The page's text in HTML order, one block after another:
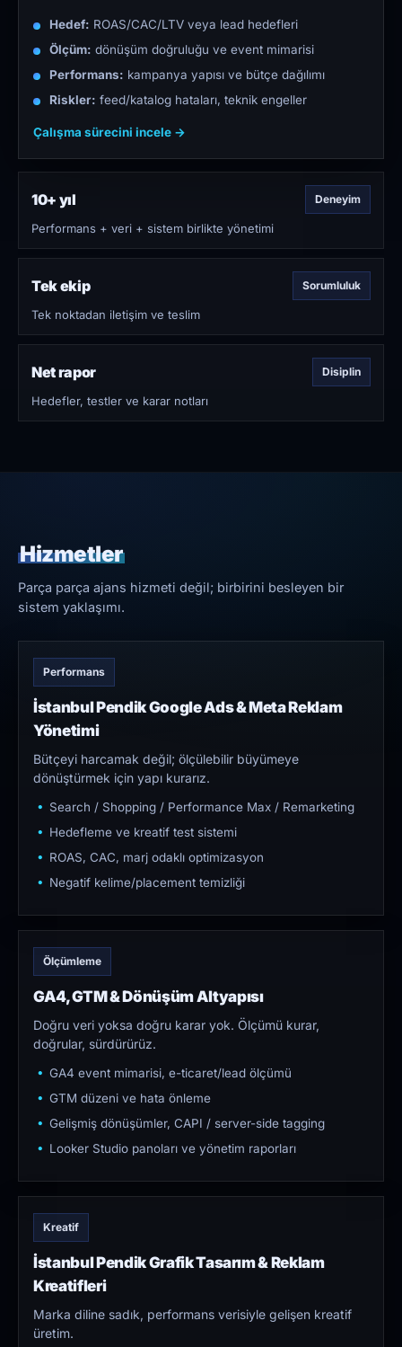
Hedef: ROAS/CAC/LTV veya lead hedefleri
Ölçüm: dönüşüm doğruluğu ve event mimarisi
Performans: kampanya yapısı ve bütçe dağılımı
Riskler: feed/katalog hataları, teknik engeller
Çalışma sürecini incele →
10+ yıl Deneyim
Performans + veri + sistem birlikte yönetimi
Tek ekip Sorumluluk
Tek noktadan iletişim ve teslim
Net rapor Disiplin
Hedefler, testler ve karar notları
Hizmetler
Parça parça ajans hizmeti değil; birbirini besleyen bir
sistem yaklaşımı.
Performans
İstanbul Pendik Google Ads & Meta Reklam
Yönetimi
Bütçeyi harcamak değil; ölçülebilir büyümeye
dönüştürmek için yapı kurarız.
Search / Shopping / Performance Max / Remarketing
Hedefleme ve kreatif test sistemi
ROAS, CAC, marj odaklı optimizasyon
Negatif kelime/placement temizliği
Ölçümleme
GA4, GTM & Dönüşüm Altyapısı
Doğru veri yoksa doğru karar yok. Ölçümü kurar,
doğrular, sürdürürüz.
GA4 event mimarisi, e-ticaret/lead ölçümü
GTM düzeni ve hata önleme
Gelişmiş dönüşümler, CAPI / server-side tagging
Looker Studio panoları ve yönetim raporları
Kreatif
İstanbul Pendik Grafik Tasarım & Reklam
Kreatifleri
Marka diline sadık, performans verisiyle gelişen kreatif
üretim.